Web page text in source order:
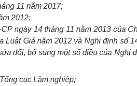
11 năm 2017;
2012;
ngày 14 tháng 11 năm 2013 của
Luật Giá năm 2012 và Nghị định số
đổi, bổ sung một số điều của Nghị
cục Lâm nghiệp;